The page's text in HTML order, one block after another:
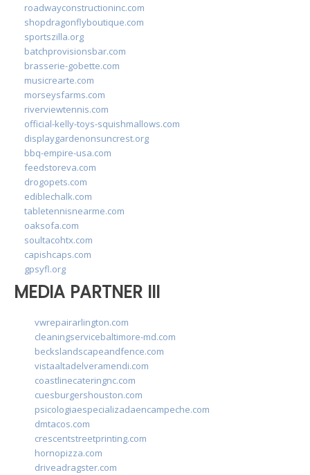
roadwayconstructioninc.com
shopdragonflyboutique.com
sportszilla.org
batchprovisionsbar.com
brasserie-gobette.com
musicrearte.com
morseysfarms.com
riverviewtennis.com
official-kelly-toys-squishmallows.com
displaygardenonsuncrest.org
bbq-empire-usa.com
feedstoreva.com
drogopets.com
ediblechalk.com
tabletennisnearme.com
oaksofa.com
soultacohtx.com
capishcaps.com
gpsyfl.org
MEDIA PARTNER III
vwrepairarlington.com
cleaningservicebaltimore-md.com
beckslandscapeandfence.com
vistaaltadelveramendi.com
coastlinecateringnc.com
cuesburgershouston.com
psicologiaespecializadaencampeche.com
dmtacos.com
crescentstreetprinting.com
hornopizza.com
driveadragster.com